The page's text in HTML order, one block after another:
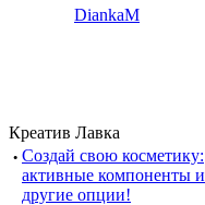
DiankaM
Креатив Лавка
· Создай свою косметику:
активные компоненты и
другие опции!